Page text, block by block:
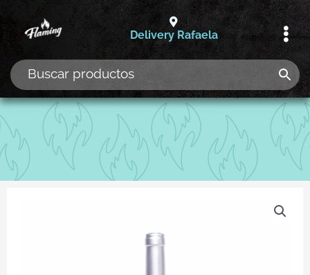
al
contenido
Delivery Rafaela